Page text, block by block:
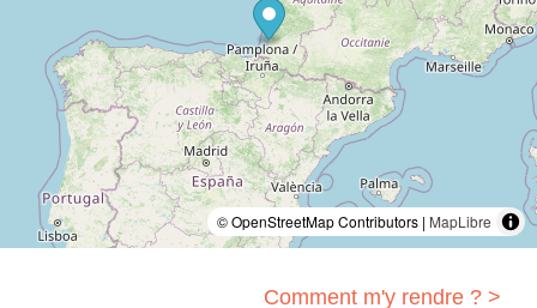
© OpenStreetMap Contributors | MapLibre
Comment m'y rendre ? >